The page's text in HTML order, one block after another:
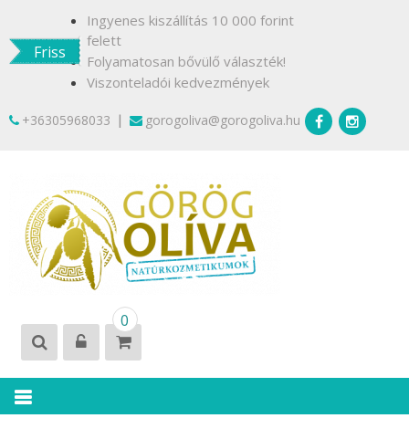
contentFriss
Ingyenes kiszállítás 10 000 forint
felett
Folyamatosan bővülő választék!
Viszonteladói kedvezmények
+36305968033 | gorogoliva@gorogoliva.hu
0